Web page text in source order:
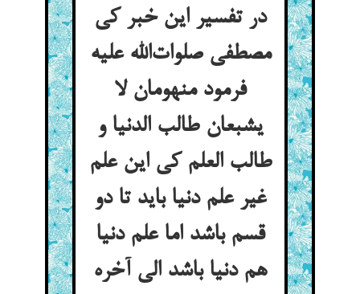
در تفسیر این خبر کی
مصطفی صلوات‌الله علیه
فرمود منهومان لا
یشبعان طالب الدنیا و
طالب العلم کی این علم
غیر علم دنیا باید تا دو
قسم باشد اما علم دنیا
هم دنیا باشد الی آخره